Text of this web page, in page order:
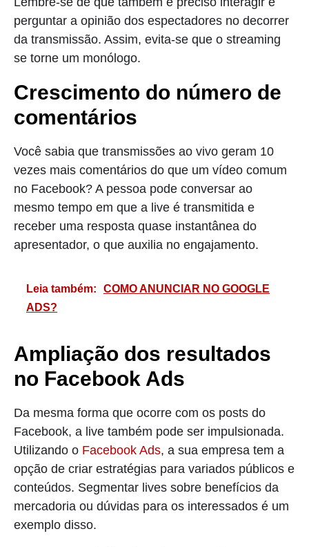
perguntar a opinião dos espectadores no decorrer
da transmissão. Assim, evita-se que o streaming
se torne um monólogo.
Crescimento do número de
comentários
Você sabia que transmissões ao vivo geram 10
vezes mais comentários do que um vídeo comum
no Facebook? A pessoa pode conversar ao
mesmo tempo em que a live é transmitida e
receber uma resposta quase instantânea do
apresentador, o que auxilia no engajamento.
Leia também:
COMO ANUNCIAR NO GOOGLE
ADS?
Ampliação dos resultados
no Facebook Ads
Da mesma forma que ocorre com os posts do
Facebook, a live também pode ser impulsionada.
Utilizando o Facebook Ads, a sua empresa tem a
opção de criar estratégias para variados públicos e
conteúdos. Segmentar lives sobre benefícios da
mercadoria ou dúvidas para os interessados é um
exemplo disso.